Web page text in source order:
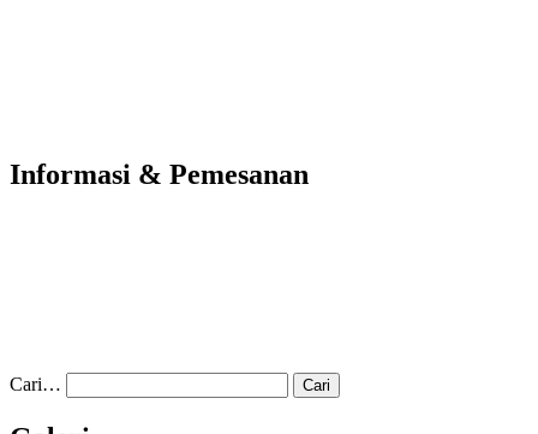
Informasi & Pemesanan
Cari…